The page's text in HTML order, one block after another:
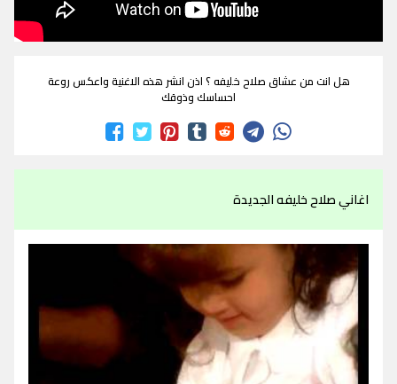
هل انت من عشاق صلاح خليفه ؟ اذن انشر هذه الاغنية واعكس روعة
احساسك وذوقك
اغاني صلاح خليفه الجديدة